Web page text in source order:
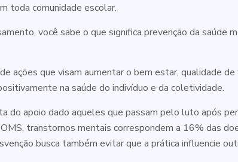
toda comunidade escolar.
você sabe o que significa prevenção da saúde
ações que visam aumentar o bem estar, qualidade
na saúde do indivíduo e da coletividade.
do apoio dado aqueles que passam pelo luto após
transtornos mentais correspondem a 16% das
busca também evitar que a prática influencie